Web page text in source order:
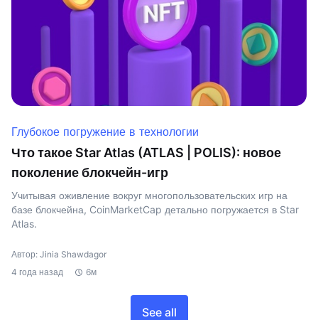
Глубокое погружение в технологии
Что такое Star Atlas (ATLAS | POLIS): новое
поколение блокчейн-игр
Учитывая оживление вокруг многопользовательских игр на
базе блокчейна, CoinMarketCap детально погружается в Star
Atlas.
Автор: Jinia Shawdagor
4 года назад
6м
See all